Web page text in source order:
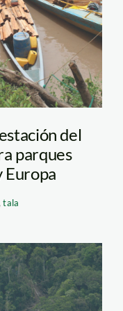
del
parques
Europa
tala